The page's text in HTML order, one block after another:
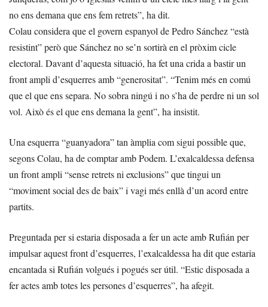
no ens demana que ens fem retrets”, ha dit.
Colau considera que el govern espanyol de Pedro Sánchez “està
resistint” però que Sánchez no se’n sortirà en el pròxim cicle
electoral. Davant d’aquesta situació, ha fet una crida a bastir un
front ampli d’esquerres amb “generositat”. “Tenim més en comú
que el que ens separa. No sobra ningú i no s’ha de perdre ni un sol
vol. Això és el que ens demana la gent”, ha insistit.
Una esquerra “guanyadora” tan àmplia com sigui possible que,
segons Colau, ha de comptar amb Podem. L’exalcaldessa defensa
un front ampli “sense retrets ni exclusions” que tingui un
“moviment social des de baix” i vagi més enllà d’un acord entre
partits.
Preguntada per si estaria disposada a fer un acte amb Rufián per
impulsar aquest front d’esquerres, l’exalcaldessa ha dit que estaria
encantada si Rufián volgués i pogués ser útil. “Estic disposada a
fer actes amb totes les persones d’esquerres”, ha afegit.